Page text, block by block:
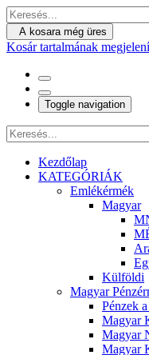
A kosara még üres
Kosár tartalmának
Toggle navigation
Kezdőlap
KATEGÓRIÁK
Emlékérmék
Magyar
Külföldi
Magyar
Pénzek
Magyar
Magyar
Magyar